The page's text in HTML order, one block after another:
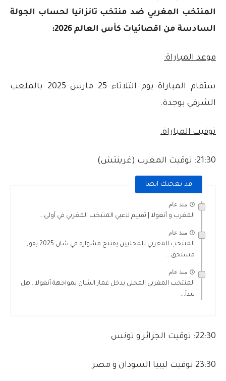
المنتخب المغربي ضد منتخب تانزانيا لحساب الجولة
السادسة من اقصائيات كأس العالم 2026:
موعد المباراة:
ستقام المباراة يوم الثلاثاء 25 مارس 2025 بالملعب
الشرفي بوجدة.
توقيت المباراة:
21:30: توقيت المغرب (غرينتش)
قد يعجبك ايضا
منذ عام
المغرب و أنغولا | تقييم لاعبي المنتخب المغربي في أولى...
منذ عام
المنتخب المغربي للمحليين يفتتح مشواره في شان 2025 بفوز
مستحق...
منذ عام
المنتخب المغربي المحلي يدخل غمار الشان بمواجهة أنغولا.. هل
يبدأ...
22:30: توقيت الجزائر و تونس
23:30 توقيت ليبيا السودان و مصر